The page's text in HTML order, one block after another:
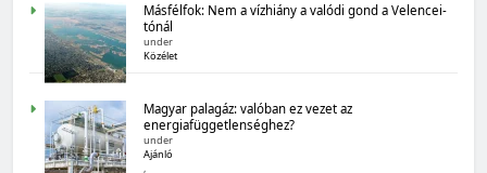
MAGYARORSZÁG SZÁMOKBAN
Másfélfok: Nem a vízhiány a valódi gond a Velencei-
tónál
under
Közélet
Magyar palagáz: valóban ez vezet az
energiafüggetlenséghez?
under
Ajánló
,